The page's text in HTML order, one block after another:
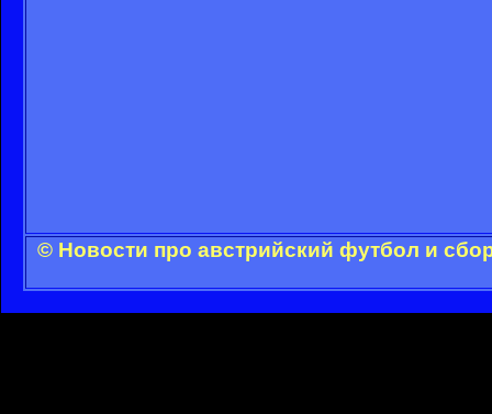
© Новости про австрийский футбол и